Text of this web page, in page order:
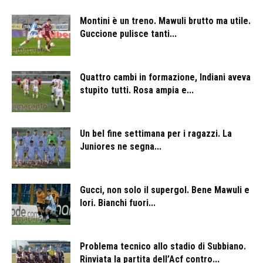
Montini è un treno. Mawuli brutto ma utile.
Guccione pulisce tanti...
Quattro cambi in formazione, Indiani aveva
stupito tutti. Rosa ampia e...
Un bel fine settimana per i ragazzi. La
Juniores ne segna...
Gucci, non solo il supergol. Bene Mawuli e
Iori. Bianchi fuori...
Problema tecnico allo stadio di Subbiano.
Rinviata la partita dell’Acf contro...